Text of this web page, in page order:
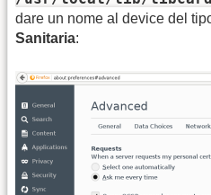
dare un nome al device del
Sanitaria: